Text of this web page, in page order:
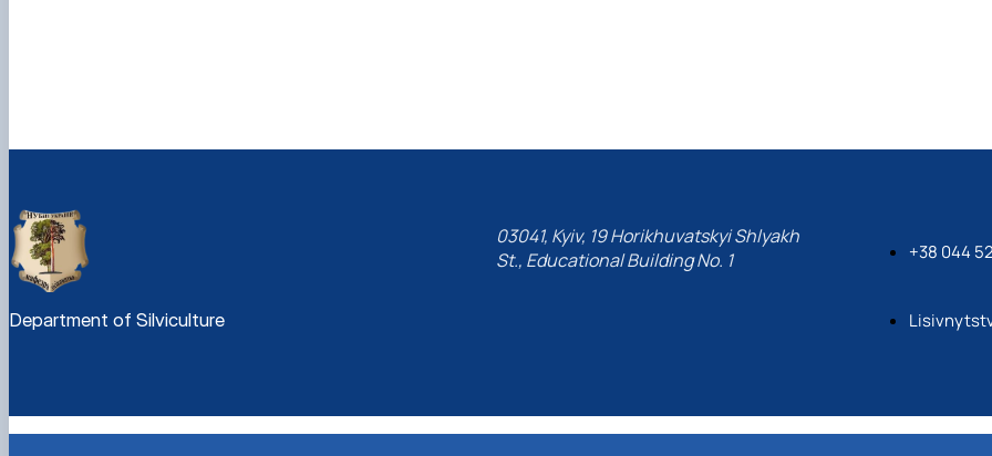
Department of Silviculture
03041, Kyiv, 19 Horikhuvatskyi Shlyakh
St., Educational Building No. 1
+38 044